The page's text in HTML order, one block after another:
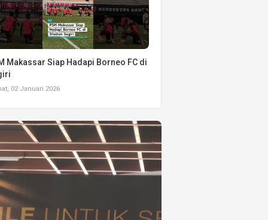
Makassar Siap Hadapi Borneo FC di
02 Januari 2026